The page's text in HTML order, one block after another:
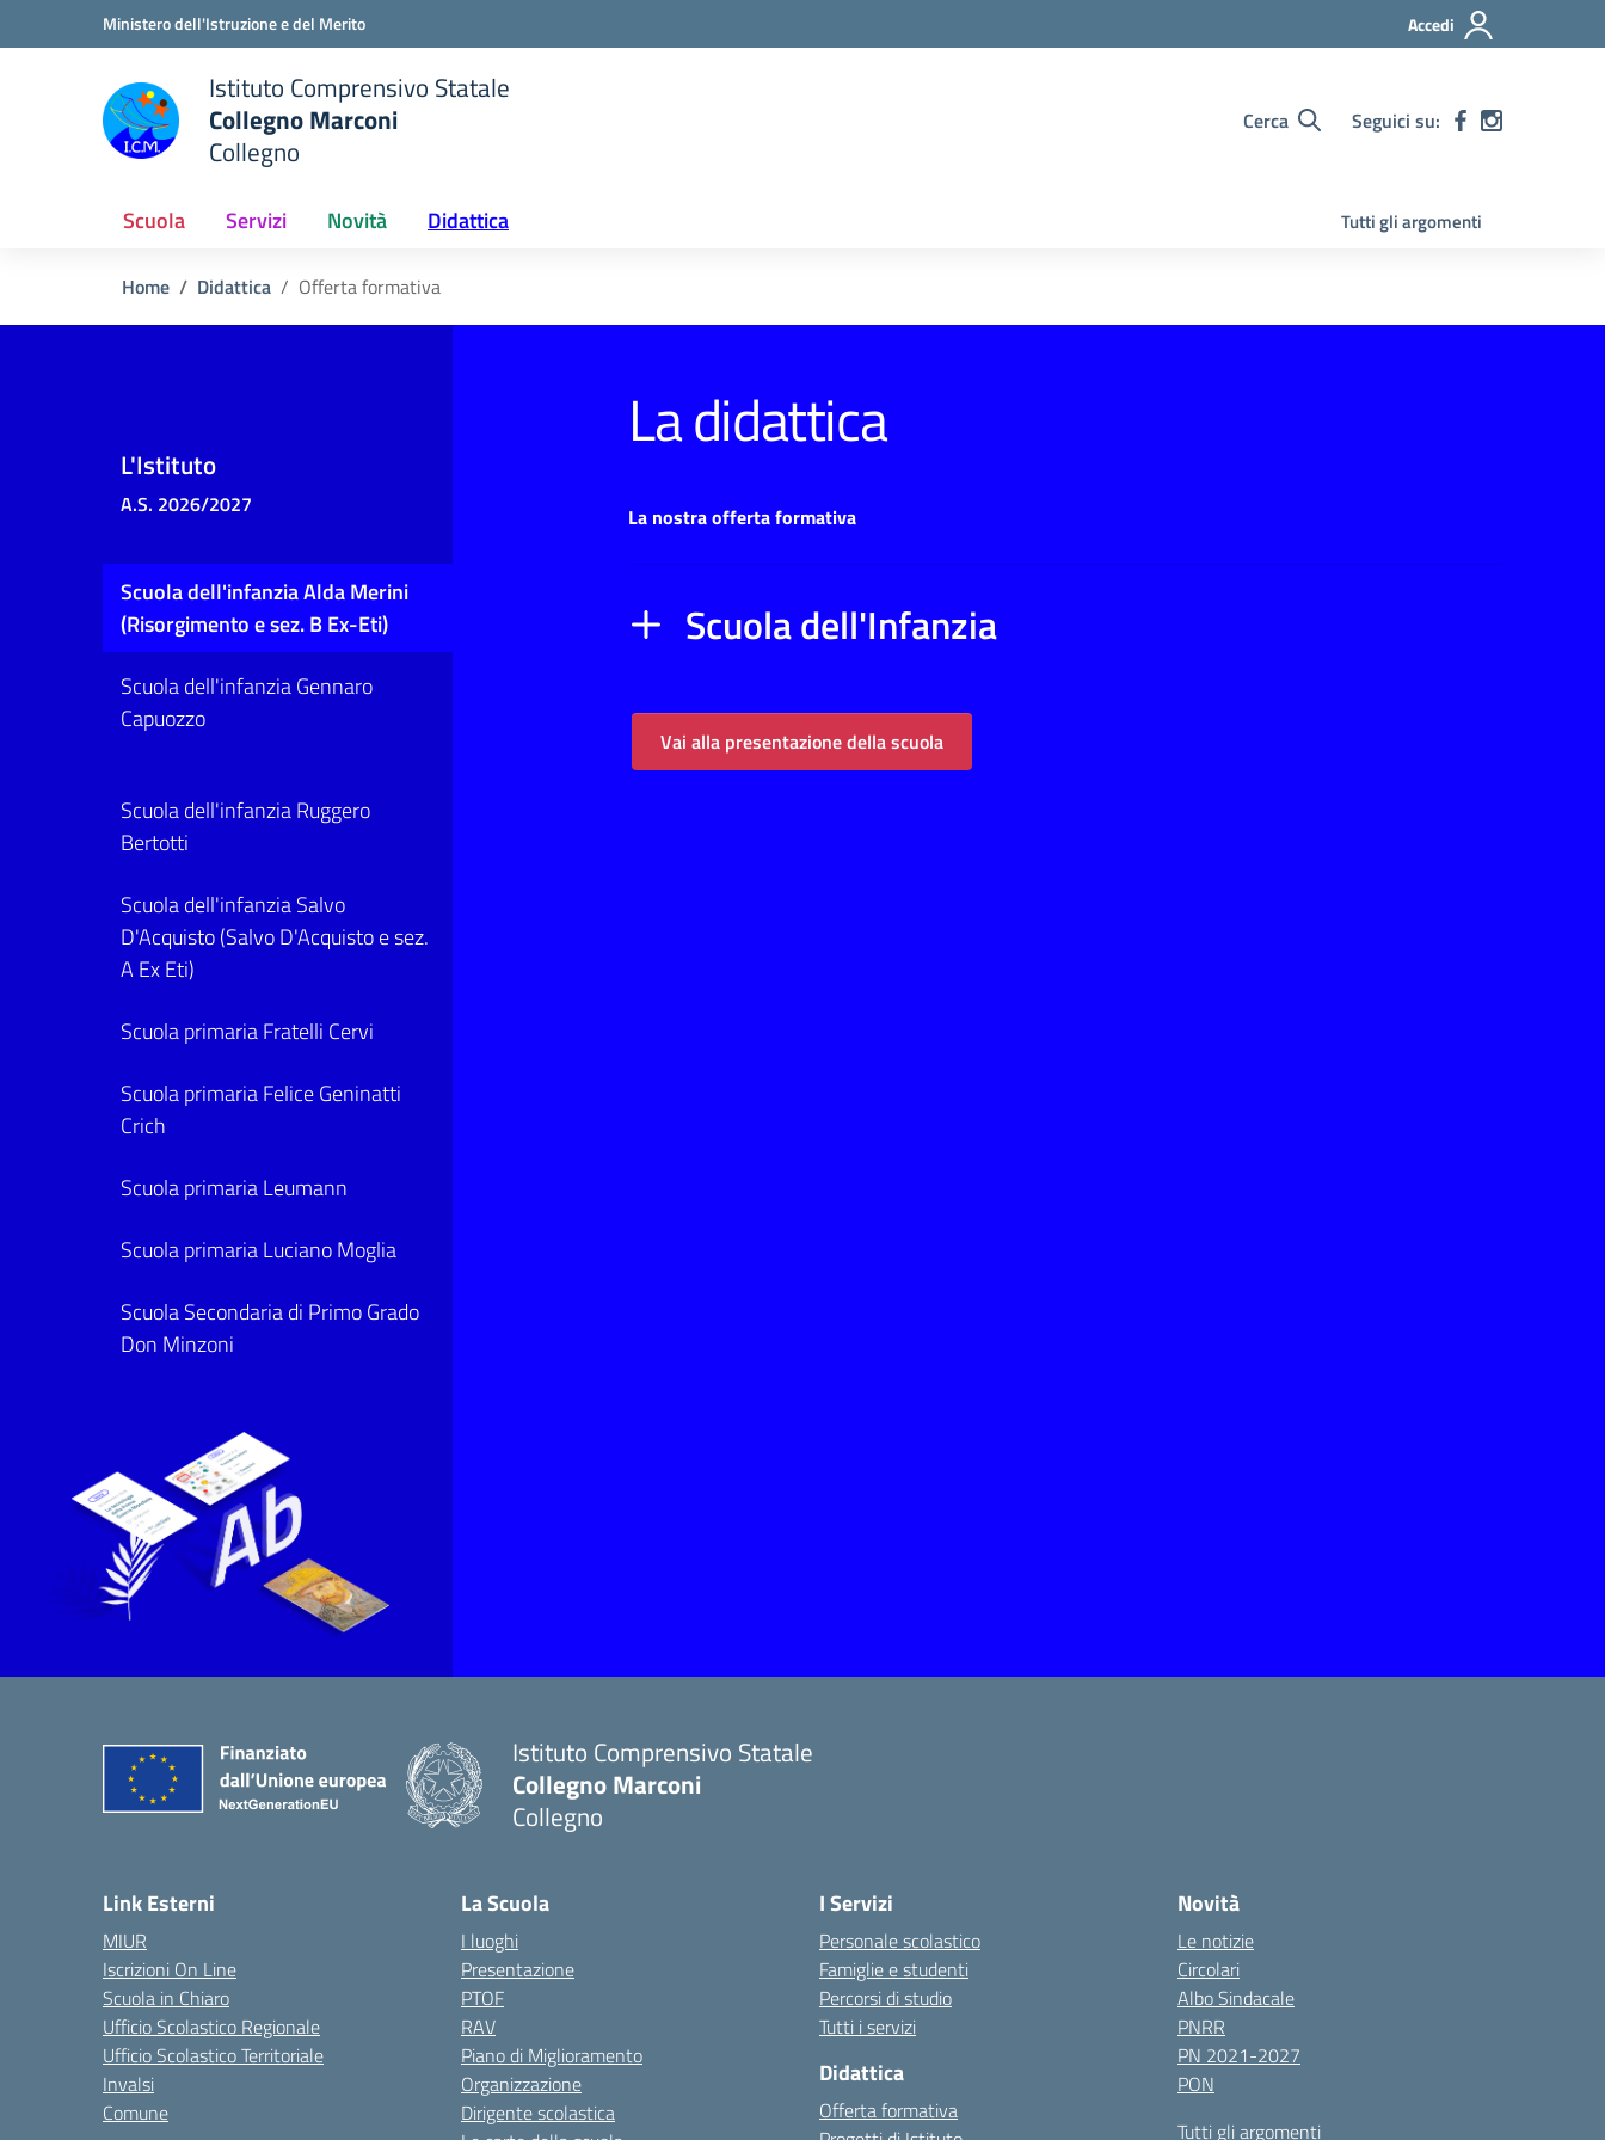
Vai ai contenuti
Vai al menu di navigazioneMinistero dell'Istruzione e del Merito Accedi
Istituto Comprensivo Statale
Collegno Marconi
Collegno
Cerca Seguici su:
Scuola Servizi Novità Didattica Tutti gli argomenti
Home Didattica Offerta formativa
La didattica
La nostra offerta formativa
L'Istituto
A.S. 2026/2027
Scuola dell'infanzia Alda Merini
(Risorgimento e sez. B Ex-Eti)
Scuola dell'infanzia Gennaro
Capuozzo
Scuola dell'infanzia Ruggero
Bertotti
Scuola dell'infanzia Salvo
D'Acquisto (Salvo D'Acquisto e sez.
A Ex Eti)
Scuola primaria Fratelli Cervi
Scuola primaria Felice Geninatti
Crich
Scuola primaria Leumann
Scuola primaria Luciano Moglia
Scuola Secondaria di Primo Grado
Don Minzoni
Scuola dell'Infanzia
Vai alla presentazione della scuola
Istituto Comprensivo Statale
Collegno Marconi
Collegno
Link Esterni
MIUR
Iscrizioni On Line
Scuola in Chiaro
Ufficio Scolastico Regionale
Ufficio Scolastico Territoriale
Invalsi
Comune
La Scuola
I luoghi
Presentazione
PTOF
RAV
Piano di Miglioramento
Organizzazione
Dirigente scolastica
I Servizi
Personale scolastico
Famiglie e studenti
Percorsi di studio
Tutti i servizi
Didattica
Offerta formativa
Novità
Le notizie
Circolari
Albo Sindacale
PNRR
PN 2021-2027
PON
Tutti gli argomenti